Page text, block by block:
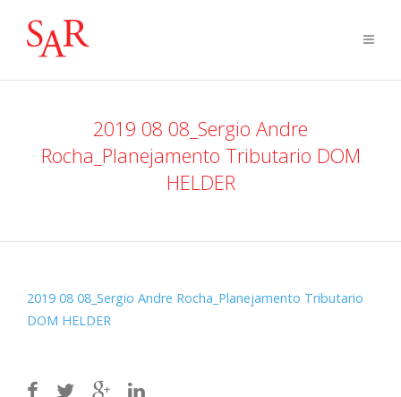
2019 08 08_Sergio Andre
Rocha_Planejamento Tributario DOM
HELDER
2019 08 08_Sergio Andre Rocha_Planejamento Tributario
DOM HELDER